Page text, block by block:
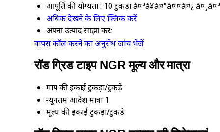
आपूर्ति की योग्यता : 10 टुकड़ा à¤ªà¥à¤°à¤¤à¤¿
अधिक देखने के लिए क्लिक करें
अपना उत्पाद साझा करें:
वापस कॉल करने का अनुरोधजांच भेजें
रॉड ग्रिड टाइप NGR मूल्य और मात्रा
माप की इकाईटुकड़ा/टुकड़े
न्यूनतम आदेश मात्रा 1
मूल्य की इकाईटुकड़ा/टुकड़े